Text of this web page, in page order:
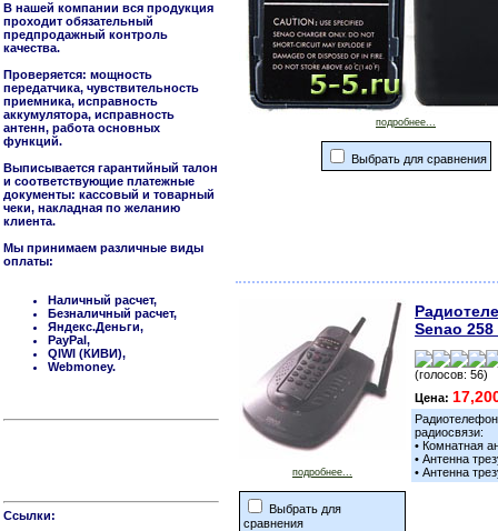
В нашей компании вся продукция
проходит обязательный
предпродажный контроль
качества.
Проверяется: мощность
передатчика, чувствительность
приемника, исправность
аккумулятора, исправность
антенн, работа основных
функций.
Выписывается гарантийный талон
и соответствующие платежные
документы: кассовый и товарный
чеки, накладная по желанию
клиента.
Мы принимаем различные виды
оплаты:
Наличный расчет,
Безналичный расчет,
Яндекс.Деньги,
PayPal,
QIWI (КИВИ),
Webmoney.
Cсылки:
подробнее...
Выбрать для сравнения
подробнее...
Выбрать для
сравнения
Senao
(голосов: 56)
Цена:
радиосвязи:
• Комнатная
• Антенна
• Антенна